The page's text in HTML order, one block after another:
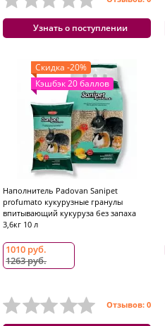
Узнать о поступлении
Скидка -20%
Кэшбэк 20 баллов
Наполнитель Padovan Sanipet
profumato кукурузные гранулы
впитывающий кукуруза без запаха
3,6кг 10 л
1010 руб.
1263 руб.
Отзывов: 0